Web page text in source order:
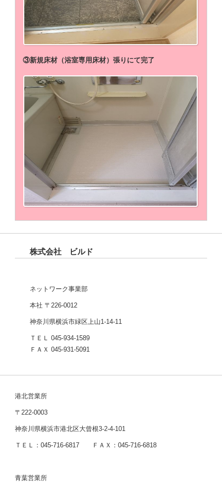
③新規床材（浴室専用床材）張りにて完了
株式会社 ビルド
ネットワーク事業部
本社 〒226-0012
神奈川県横浜市緑区上山1-14-11
ＴＥＬ 045-934-1589
ＦＡＸ 045-931-5091
港北営業所
〒222-0003
神奈川県横浜市港北区大曾根3-2-4-101
ＴＥＬ：045-716-6817 ＦＡＸ：045-716-6818
青葉営業所